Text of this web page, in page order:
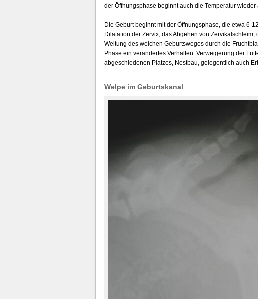
der Öffnungsphase beginnt auch die Temperatur wieder
Die Geburt beginnt mit der Öffnungsphase, die etwa 6-
Dilatation der Zervix, das Abgehen von
Weitung des weichen Geburtsweges durch die
Phase ein verändertes Verhalten: Verweigerung der
abgeschiedenen Platzes, Nestbau, gelegentlich auch
Welpe im Geburtskanal